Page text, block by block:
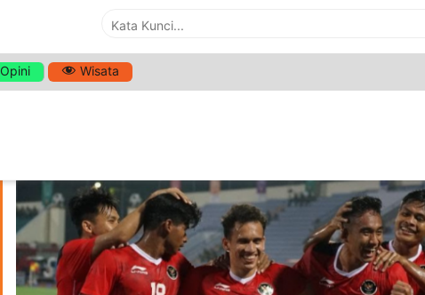
Opini Wisata
HASHTAG:EGY MAULANA VIKRI